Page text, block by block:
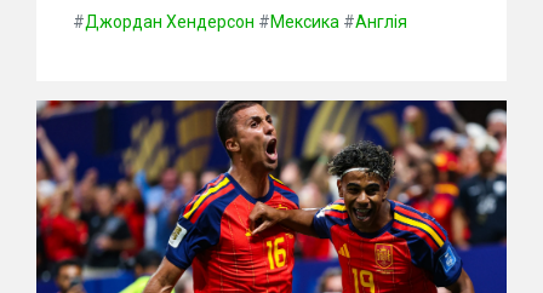
#Джордан Хендерсон #Мексика #Англія